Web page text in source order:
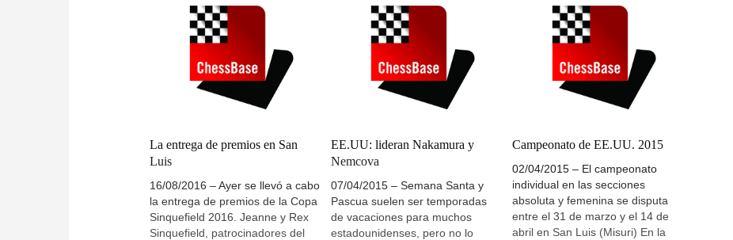
valoraciones FIDE en dichas
modalidades. ¡No es necesario
que se pellizquen!
segundos en modo Bronstein: si
se realiza el movimiento en
menos de 5 segundos, no se
consume tiempo en el reloj.
Onischuk alcanzó buenas
posiciones pero, cuando se
complicó la situación en la
partida. La segunda concluyó en
tablas. Wesley So ganó el duelo
de EE.UU.
Foisor comenzaron con victorias.
La entrega de premios en San
Luis
16/08/2016 – Ayer se llevó a cabo
la entrega de premios de la Copa
Sinquefield 2016. Jeanne y Rex
Sinquefield, patrocinadores del
EE.UU: lideran Nakamura y
Nemcova
07/04/2015 – Semana Santa y
Pascua suelen ser temporadas
de vacaciones para muchos
estadounidenses, pero no lo
Campeonato de EE.UU. 2015
02/04/2015 – El campeonato
individual en las secciones
absoluta y femenina se disputa
entre el 31 de marzo y el 14 de
abril en San Luis (Misuri) En la